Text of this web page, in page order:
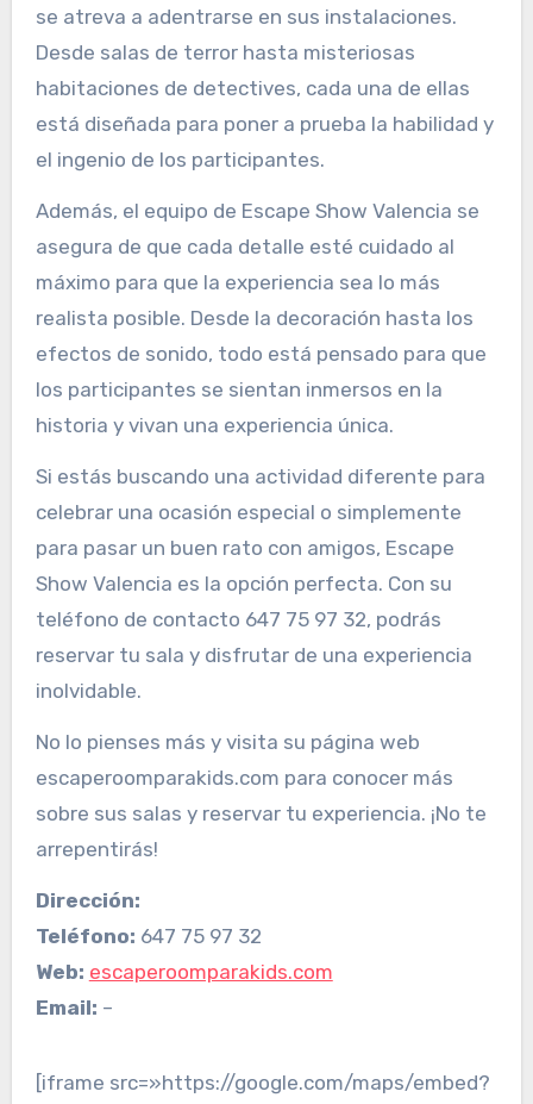
se atreva a adentrarse en sus instalaciones.
Desde salas de terror hasta misteriosas
habitaciones de detectives, cada una de ellas
está diseñada para poner a prueba la habilidad y
el ingenio de los participantes.
Además, el equipo de Escape Show Valencia se
asegura de que cada detalle esté cuidado al
máximo para que la experiencia sea lo más
realista posible. Desde la decoración hasta los
efectos de sonido, todo está pensado para que
los participantes se sientan inmersos en la
historia y vivan una experiencia única.
Si estás buscando una actividad diferente para
celebrar una ocasión especial o simplemente
para pasar un buen rato con amigos, Escape
Show Valencia es la opción perfecta. Con su
teléfono de contacto 647 75 97 32, podrás
reservar tu sala y disfrutar de una experiencia
inolvidable.
No lo pienses más y visita su página web
escaperoomparakids.com para conocer más
sobre sus salas y reservar tu experiencia. ¡No te
arrepentirás!
Dirección:
Teléfono: 647 75 97 32
Web: escaperoomparakids.com
Email: –
[iframe src=»https://google.com/maps/embed?